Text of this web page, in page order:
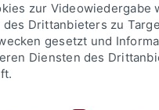
zeigen
zur Videowiedergabe
des Drittanbieters zu
gesetzt und
Diensten des